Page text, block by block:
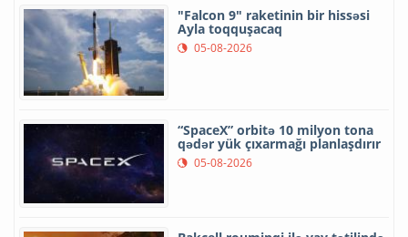
"Falcon 9" raketinin bir hissəsi
Ayla toqquşacaq
05-08-2026
“SpaceX” orbitə 10 milyon tona
qədər yük çıxarmağı planlaşdırır
05-08-2026